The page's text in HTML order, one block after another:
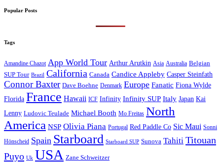
Popular Posts
Tags
Amandine Chazot App World Tour Arthur Arutkin Asia Australia Belgian
SUP Tour Brazil California Canada Candice Appleby Casper Steinfath
Connor Baxter Dave Boehne Denmark Europe Fanatic Fiona Wylde
Florida France Hawaii ICF Infinity Infinity SUP Italy Japan Kai
Lenny Ludovic Teulade Michael Booth Mo Freitas North
America NSP Olivia Piana Portugal Red Paddle Co Sic Maui Sonni
Hönscheid Spain Starboard Starboard SUP Sunova Tahiti Titouan
Puyo Uk USA Zane Schweitzer